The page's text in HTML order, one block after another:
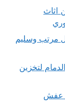
اثاث
مرتب وسليم
بـ30%خصم الدمام لتخزين
نقل عفش